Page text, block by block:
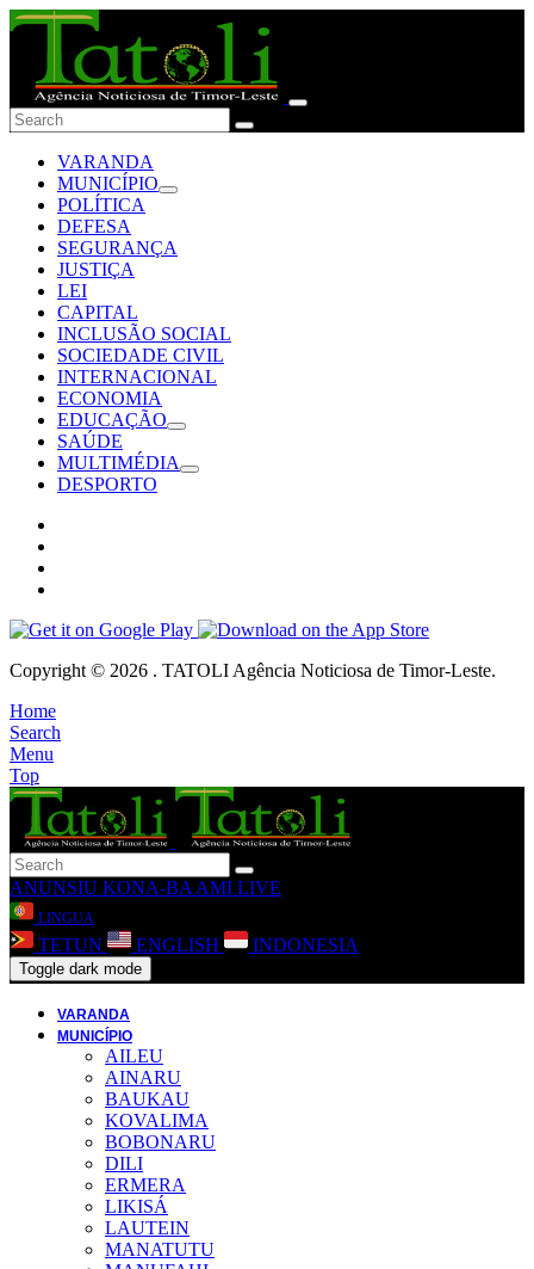
VARANDA
MUNICÍPIO
POLÍTICA
DEFESA
SEGURANÇA
JUSTIÇA
LEI
CAPITAL
INCLUSÃO SOCIAL
SOCIEDADE CIVIL
INTERNACIONAL
ECONOMIA
EDUCAÇÃO
SAÚDE
MULTIMÉDIA
DESPORTO
Copyright © 2026 . TATOLI Agência Noticiosa de Timor-Leste.
Home
Search
Menu
Top
ANUNSIU KONA-BA AMI LIVE
LINGUA
TETUN ENGLISH INDONESIA
Toggle dark mode
VARANDA
MUNICÍPIO
AILEU
AINARU
BAUKAU
KOVALIMA
BOBONARU
DILI
ERMERA
LIKISÁ
LAUTEIN
MANATUTU